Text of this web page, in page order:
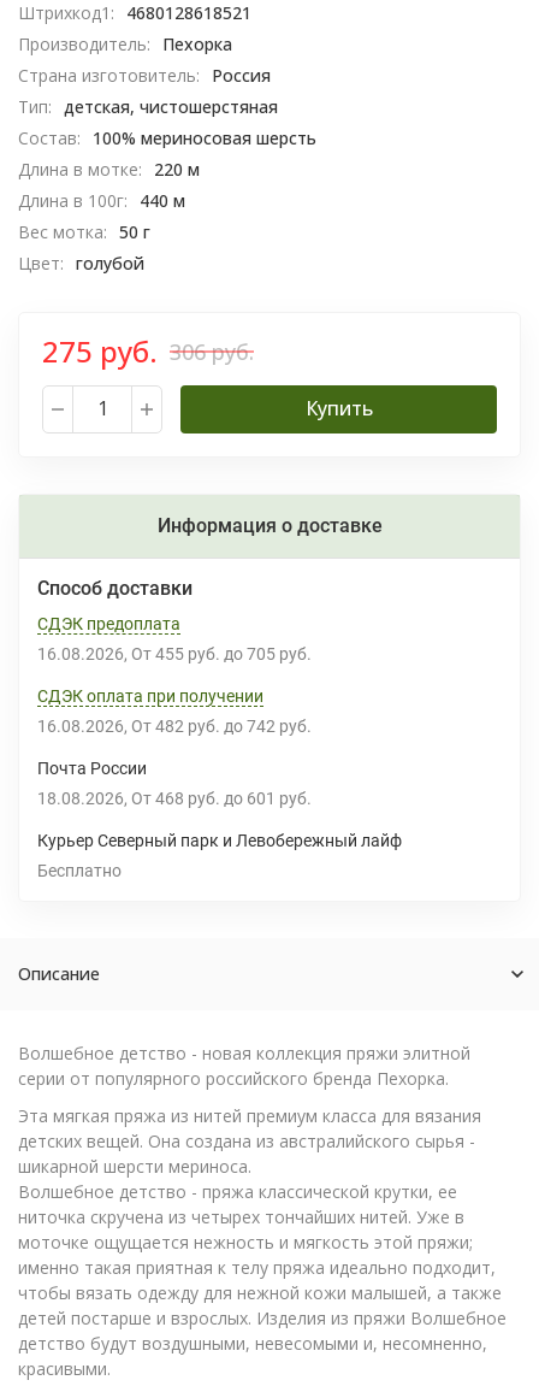
Штрихкод1:
4680128618521
Производитель:
Пехорка
Страна изготовитель:
Россия
Тип: детская, чистошерстяная
Состав:
100% мериносовая шерсть
Длина в мотке:
220 м
Длина в 100г:
440 м
Вес мотка: 50 г
Цвет: голубой
275 руб. 306 руб.
Купить
Информация о доставке
Способ доставки
СДЭК предоплата
16.08.2026 От 455 руб. до 705 руб.
СДЭК оплата при получении
16.08.2026 От 482 руб. до 742 руб.
Почта России
18.08.2026 От 468 руб. до 601 руб.
Курьер Северный парк и Левобережный лайф
Бесплатно
Описание
Волшебное детство - новая коллекция пряжи элитной
серии от популярного российского бренда Пехорка.
Эта мягкая пряжа из нитей премиум класса для вязания
детских вещей. Она создана из австралийского сырья -
шикарной шерсти мериноса.
Волшебное детство - пряжа классической крутки, ее
ниточка скручена из четырех тончайших нитей. Уже в
моточке ощущается нежность и мягкость этой пряжи;
именно такая приятная к телу пряжа идеально подходит,
чтобы вязать одежду для нежной кожи малышей, а также
детей постарше и взрослых. Изделия из пряжи Волшебное
детство будут воздушными, невесомыми и, несомненно,
красивыми.